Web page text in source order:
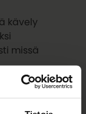
kävely
missä